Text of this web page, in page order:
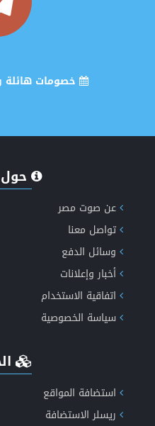
خصومات هائلة
إكتشف الان مميزات طفرة
انشاء موقع اعلانات
عن صوت مصر
تواصل معنا
وسائل الدفع
أخبار وإعلانات
اتفاقية الاستخدام
سياسة الخصوصية
استضافة المواقع
ريسلر الاستضافة